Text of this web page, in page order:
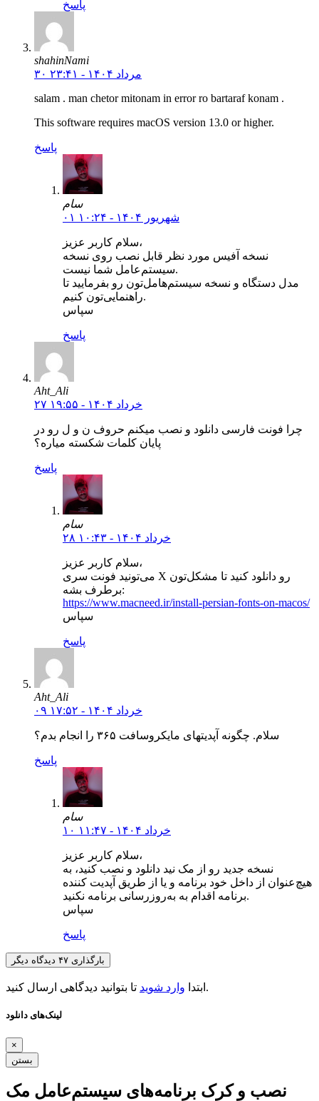
پاسخ
shahinNami
۳۰ مرداد ۱۴۰۴ - ۲۳:۴۱
salam . man chetor mitonam in error ro bartaraf konam .
This software requires macOS version 13.0 or higher.
پاسخ
سام
۰۱ شهریور ۱۴۰۴ - ۱۰:۲۴
سلام کاربر عزیز،
نسخه‌ آفیس مورد نظر قابل نصب روی نسخه
سیستم‌عامل شما نیست.
مدل دستگاه و نسخه سیستم‌هامل‌تون رو بفرمایید تا
راهنمایی‌تون کنیم.
سپاس
پاسخ
Aht_Ali
۲۷ خرداد ۱۴۰۴ - ۱۹:۵۵
چرا فونت فارسی دانلود و نصب میکنم حروف ن و ل رو در
پایان کلمات شکسته میاره؟
پاسخ
سام
۲۸ خرداد ۱۴۰۴ - ۱۰:۴۳
سلام کاربر عزیز،
می‌تونید فونت سری X رو دانلود کنید تا مشکل‌تون
برطرف بشه:
https://www.macneed.ir/install-persian-fonts-on-macos/
سپاس
پاسخ
Aht_Ali
۰۹ خرداد ۱۴۰۴ - ۱۷:۵۲
سلام. چگونه آپدیتهای مایکروسافت ۳۶۵ را انجام بدم؟
پاسخ
سام
۱۰ خرداد ۱۴۰۴ - ۱۱:۴۷
سلام کاربر عزیز،
نسخه‌ جدید رو از مک نید دانلود و نصب کنید، به
هیچ‌عنوان از داخل خود برنامه و یا از طریق آپدیت کننده
برنامه اقدام به به‌روزرسانی برنامه نکنید.
سپاس
پاسخ
بارگذاری ۴۷ دیدگاه دیگر
ابتدا وارد شوید تا بتوانید دیدگاهی ارسال کنید.
لینک‌های دانلود
×
بستن
نصب و کرک برنامه‌های سیستم‌عامل مک